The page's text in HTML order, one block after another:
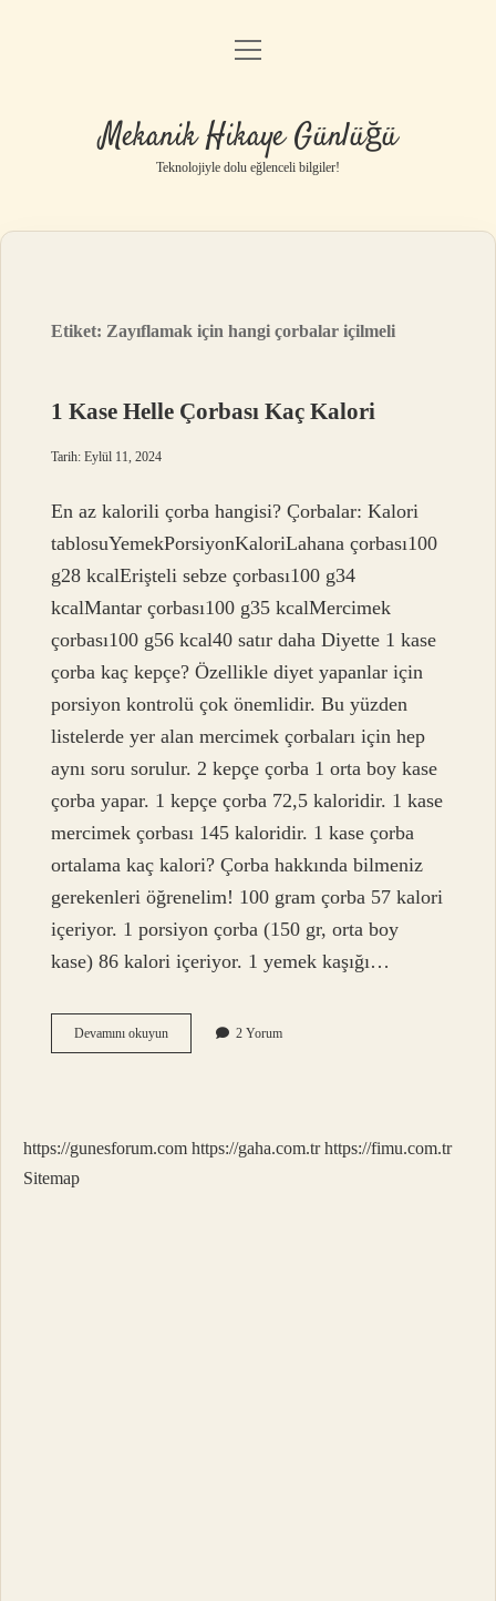
Anasayfa
Yasal Uyarı
menüyü
Mekanik Hikaye Günlüğü
Teknolojiyle dolu eğlenceli bilgiler!
Etiket: Zayıflamak için hangi çorbalar içilmeli
1 Kase Helle Çorbası Kaç Kalori
Tarih: Eylül 11, 2024
En az kalorili çorba hangisi? Çorbalar: Kalori
tablosuYemekPorsiyonKaloriLahana çorbası100
g28 kcalErişteli sebze çorbası100 g34
kcalMantar çorbası100 g35 kcalMercimek
çorbası100 g56 kcal40 satır daha Diyette 1 kase
çorba kaç kepçe? Özellikle diyet yapanlar için
porsiyon kontrolü çok önemlidir. Bu yüzden
listelerde yer alan mercimek çorbaları için hep
aynı soru sorulur. 2 kepçe çorba 1 orta boy kase
çorba yapar. 1 kepçe çorba 72,5 kaloridir. 1 kase
mercimek çorbası 145 kaloridir. 1 kase çorba
ortalama kaç kalori? Çorba hakkında bilmeniz
gerekenleri öğrenelim! 100 gram çorba 57 kalori
içeriyor. 1 porsiyon çorba (150 gr, orta boy
kase) 86 kalori içeriyor. 1 yemek kaşığı…
Devamını okuyun1
Kase
2 Yorum
https://gunesforum.com https://gaha.com.tr https://fimu.com.tr
Sitemap